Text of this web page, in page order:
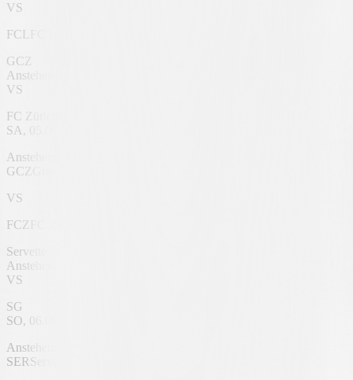
VS
FCL
GCZ
Anstehend
VS
FC Zürich
SA, 05.09.2026, 18:30 UHR
Anstehend
GCZ
VS
FCZ
Servette FC
Anstehend
VS
SG
SO, 06.09.2026, 12:00 UHR
Anstehend
SERServette FC